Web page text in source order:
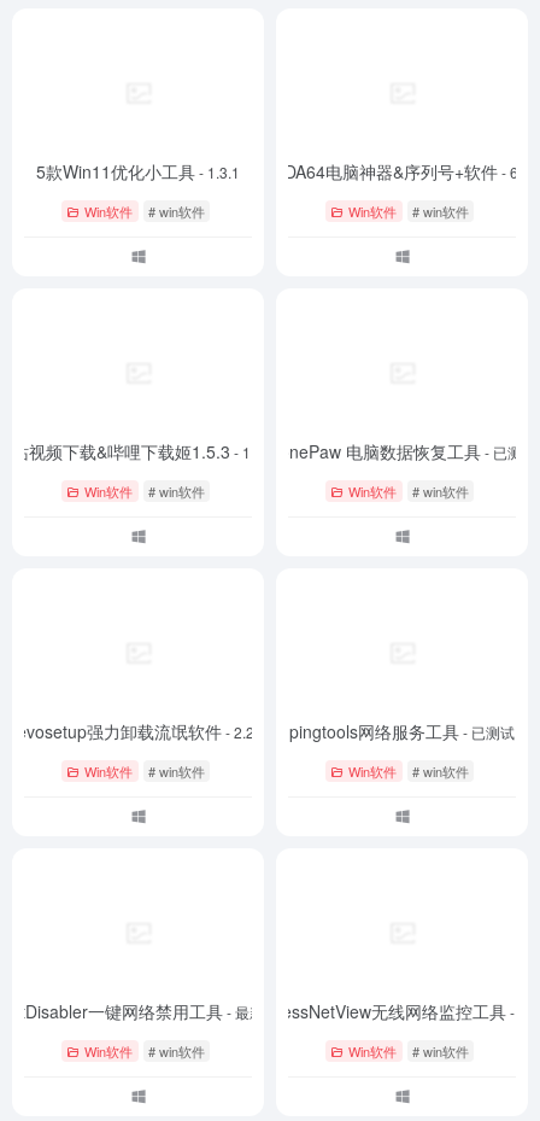
5款Win11优化小工具- 1.3.1
Win软件 # win软件
AIDA64电脑神器&序列号+软件- 633
Win软件 # win软件
B站视频下载&哔哩下载姬1.5.3 - 1.5.3
Win软件 # win软件
FonePaw 电脑数据恢复工具- 已测试
Win软件 # win软件
revosetup强力卸载流氓软件- 2.2.0
Win软件 # win软件
pingtools网络服务工具- 已测试
Win软件 # win软件
一键网络禁用工具- 最新版
Win软件 # win软件
WirelessNetView无线网络监控工具- 最
Win软件 # win软件